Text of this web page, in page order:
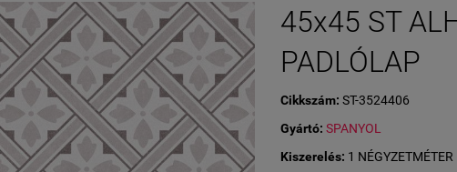
45x45 ST
PADLÓLAP
Cikkszám: ST-3524406
Gyártó:SPANYOL
Kiszerelés: 1 NÉGYZETMÉTER